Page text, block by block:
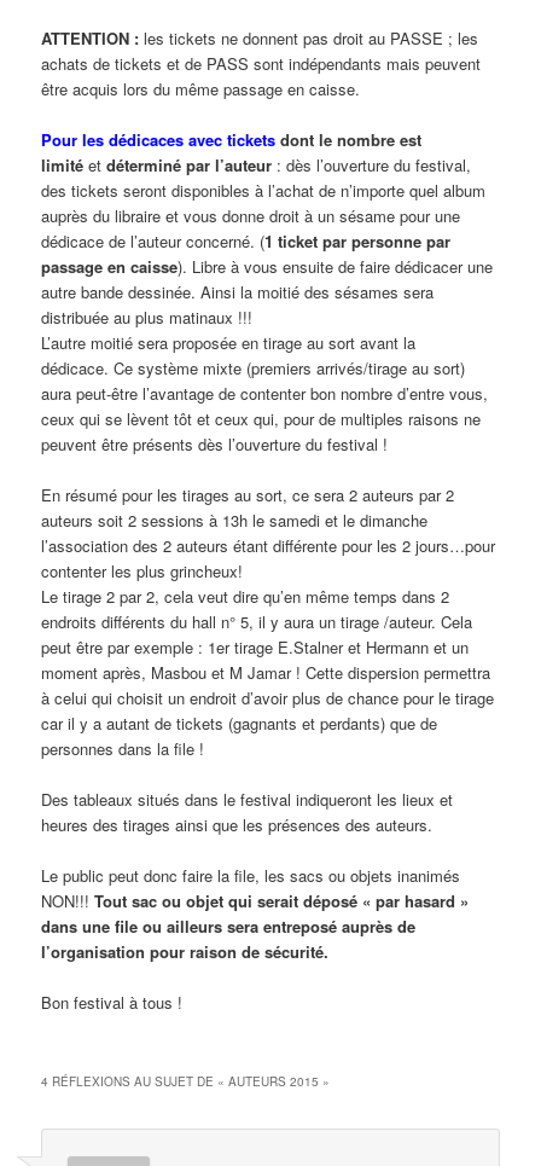
ATTENTION : les tickets ne donnent pas droit au PASSE ; les
achats de tickets et de PASS sont indépendants mais peuvent
être acquis lors du même passage en caisse.
Pour les dédicaces avec tickets dont le nombre est
limitéet déterminé par l’auteur : dès l’ouverture du festival,
des tickets seront disponibles à l’achat de n’importe quel album
auprès du libraire et vous donne droit à un sésame pour une
dédicace de l’auteur concerné. (1 ticket par personne par
passage en caisse). Libre à vous ensuite de faire dédicacer une
autre bande dessinée. Ainsi la moitié des sésames sera
distribuée au plus matinaux !!!
L’autre moitié sera proposée en tirage au sort avant la
dédicace. Ce système mixte (premiers arrivés/tirage au sort)
aura peut-être l’avantage de contenter bon nombre d’entre vous,
ceux qui se lèvent tôt et ceux qui, pour de multiples raisons ne
peuvent être présents dès l’ouverture du festival !
En résumé pour les tirages au sort, ce sera 2 auteurs par 2
auteurs soit 2 sessions à 13h le samedi et le dimanche
l’association des 2 auteurs étant différente pour les 2 jours…pour
contenter les plus grincheux!
Le tirage 2 par 2, cela veut dire qu’en même temps dans 2
endroits différents du hall n° 5, il y aura un tirage /auteur. Cela
peut être par exemple : 1er tirage E.Stalner et Hermann et un
moment après, Masbou et M Jamar ! Cette dispersion permettra
à celui qui choisit un endroit d’avoir plus de chance pour le tirage
car il y a autant de tickets (gagnants et perdants) que de
personnes dans la file !
Des tableaux situés dans le festival indiqueront les lieux et
heures des tirages ainsi que les présences des auteurs.
Le public peut donc faire la file, les sacs ou objets inanimés
NON!!!Tout sac ou objet qui serait déposé « par hasard »
dans une file ou ailleurs sera entreposé auprès de
l’organisation pour raison de sécurité.
Bon festival à tous !
4 RÉFLEXIONS AU SUJET DE «AUTEURS 2015 »